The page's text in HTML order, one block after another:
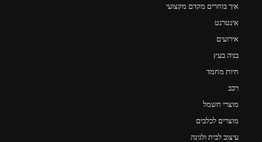
איך בוחרים מקדם מקצועי
אינטרנט
אירועים
בניה בעץ
חיות מחמד
רכב
מוצרי חשמל
מוצרים לכלבים
עיצוב לבית ולגינה